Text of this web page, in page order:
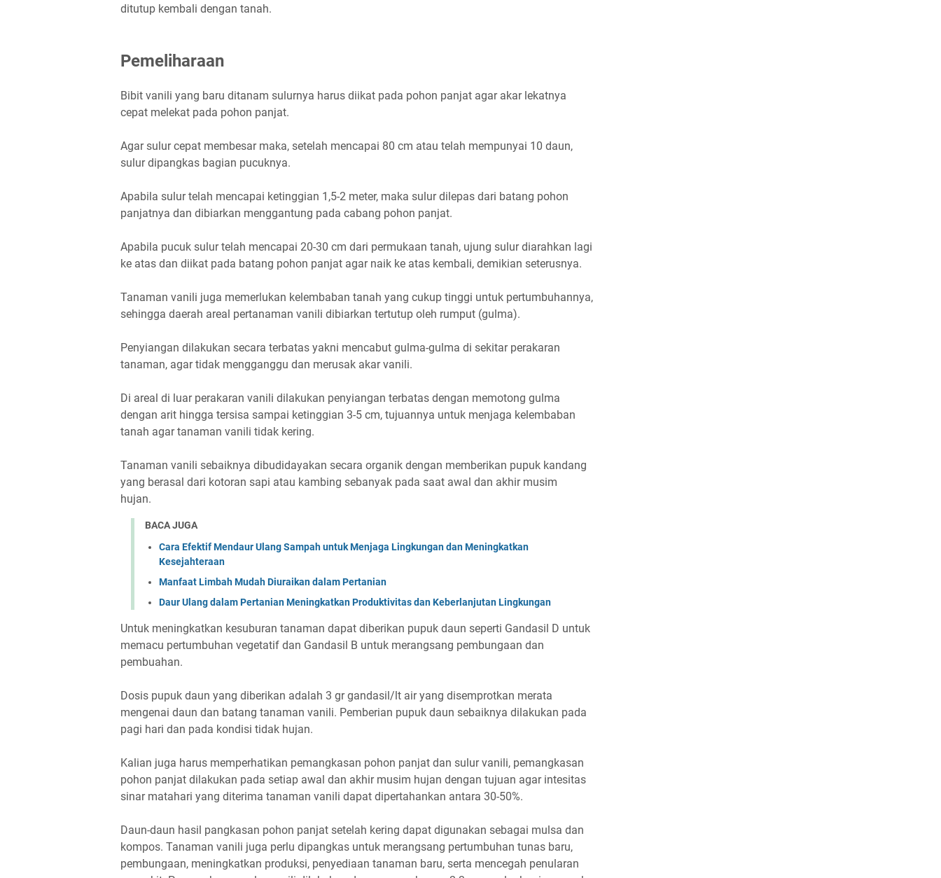
ditutup kembali dengan tanah.
Pemeliharaan
Bibit vanili yang baru ditanam sulurnya harus diikat pada pohon panjat agar akar lekatnya
cepat melekat pada pohon panjat.
Agar sulur cepat membesar maka, setelah mencapai 80 cm atau telah mempunyai 10 daun,
sulur dipangkas bagian pucuknya.
Apabila sulur telah mencapai ketinggian 1,5-2 meter, maka sulur dilepas dari batang pohon
panjatnya dan dibiarkan menggantung pada cabang pohon panjat.
Apabila pucuk sulur telah mencapai 20-30 cm dari permukaan tanah, ujung sulur diarahkan lagi
ke atas dan diikat pada batang pohon panjat agar naik ke atas kembali, demikian seterusnya.
Tanaman vanili juga memerlukan kelembaban tanah yang cukup tinggi untuk pertumbuhannya,
sehingga daerah areal pertanaman vanili dibiarkan tertutup oleh rumput (gulma).
Penyiangan dilakukan secara terbatas yakni mencabut gulma-gulma di sekitar perakaran
tanaman, agar tidak mengganggu dan merusak akar vanili.
Di areal di luar perakaran vanili dilakukan penyiangan terbatas dengan memotong gulma
dengan arit hingga tersisa sampai ketinggian 3-5 cm, tujuannya untuk menjaga kelembaban
tanah agar tanaman vanili tidak kering.
Tanaman vanili sebaiknya dibudidayakan secara organik dengan memberikan pupuk kandang
yang berasal dari kotoran sapi atau kambing sebanyak pada saat awal dan akhir musim
hujan.
BACA JUGA
Cara Efektif Mendaur Ulang Sampah untuk Menjaga Lingkungan dan Meningkatkan
Kesejahteraan
Manfaat Limbah Mudah Diuraikan dalam Pertanian
Daur Ulang dalam Pertanian Meningkatkan Produktivitas dan Keberlanjutan Lingkungan
Untuk meningkatkan kesuburan tanaman dapat diberikan pupuk daun seperti Gandasil D untuk
memacu pertumbuhan vegetatif dan Gandasil B untuk merangsang pembungaan dan
pembuahan.
Dosis pupuk daun yang diberikan adalah 3 gr gandasil/lt air yang disemprotkan merata
mengenai daun dan batang tanaman vanili. Pemberian pupuk daun sebaiknya dilakukan pada
pagi hari dan pada kondisi tidak hujan.
Kalian juga harus memperhatikan pemangkasan pohon panjat dan sulur vanili, pemangkasan
pohon panjat dilakukan pada setiap awal dan akhir musim hujan dengan tujuan agar intesitas
sinar matahari yang diterima tanaman vanili dapat dipertahankan antara 30-50%.
Daun-daun hasil pangkasan pohon panjat setelah kering dapat digunakan sebagai mulsa dan
kompos. Tanaman vanili juga perlu dipangkas untuk merangsang pertumbuhan tunas baru,
pembungaan, meningkatkan produksi, penyediaan tanaman baru, serta mencegah penularan